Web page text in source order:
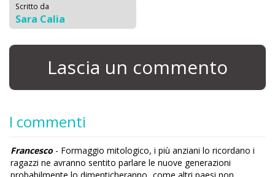
Scritto da
Sara Calia
Lascia un commento
I commenti
Francesco- Formaggio mitologico, i più anziani lo ricordano i
ragazzi ne avranno sentito parlare le nuove generazioni
probabilmente lo dimenticheranno...come altri paesi non